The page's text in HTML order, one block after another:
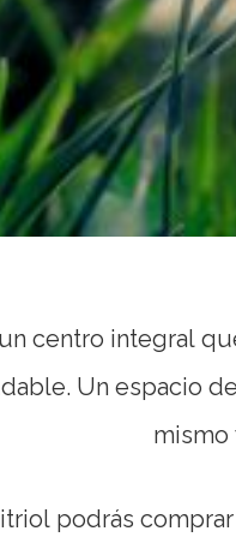
centro integral que
Un espacio
mismo
podrás